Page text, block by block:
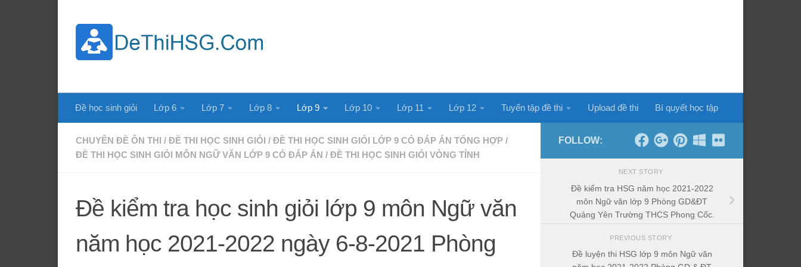
Đề học sinh giỏi Lớp 6 Lớp 7 Lớp 8 Lớp 9 Lớp 10 Lớp 11 Lớp 12 Tuyển tập đề thi Upload đề thi Bí quyết học tập
CHUYÊN ĐỀ ÔN THI / ĐỀ THI HỌC SINH GIỎI / ĐỀ THI HỌC SINH GIỎI LỚP 9 CÓ ĐÁP ÁN TỔNG HỢP /
ĐỀ THI HỌC SINH GIỎI MÔN NGỮ VĂN LỚP 9 CÓ ĐÁP ÁN / ĐỀ THI HỌC SINH GIỎI VÒNG TỈNH
Đề kiểm tra học sinh giỏi lớp 9 môn Ngữ văn
năm học 2021-2022 ngày 6-8-2021 Phòng
FOLLOW:
NEXT STORY
Đề kiểm tra HSG năm học 2021-2022
môn Ngữ văn lớp 9 Phòng GD&ĐT
Quảng Yên Trường THCS Phong Cốc.
PREVIOUS STORY
Đề luyện thi HSG lớp 9 môn Ngữ văn